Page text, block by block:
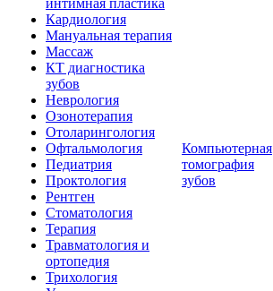
интимная пластика
Кардиология
Мануальная терапия
Массаж
КТ диагностика
зубов
Неврология
Озонотерапия
Отоларингология
Офтальмология
Педиатрия
Проктология
Рентген
Стоматология
Терапия
Травматология и
ортопедия
Трихология
Компьютерная
томография
зубов